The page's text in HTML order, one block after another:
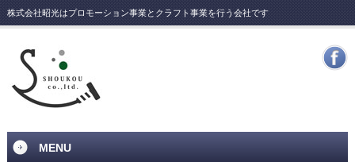
株式会社昭光はプロモーション事業とクラフト事業を行う会社です
MENU